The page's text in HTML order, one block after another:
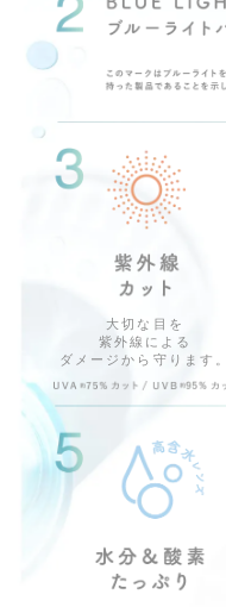
大切な目を
紫外線による
ダメージから守ります。